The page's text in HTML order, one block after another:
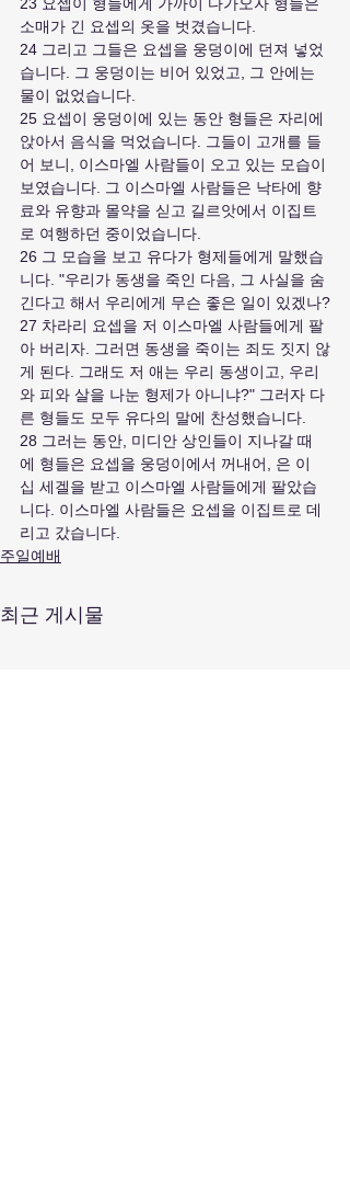
소매가 긴 요셉의 옷을 벗겼습니다.
24 그리고 그들은 요셉을 웅덩이에 던져 넣었
습니다. 그 웅덩이는 비어 있었고, 그 안에는
물이 없었습니다.
25 요셉이 웅덩이에 있는 동안 형들은 자리에
앉아서 음식을 먹었습니다. 그들이 고개를 들
어 보니, 이스마엘 사람들이 오고 있는 모습이
보였습니다. 그 이스마엘 사람들은 낙타에 향
료와 유향과 몰약을 싣고 길르앗에서 이집트
로 여행하던 중이었습니다.
26 그 모습을 보고 유다가 형제들에게 말했습
니다. "우리가 동생을 죽인 다음, 그 사실을 숨
긴다고 해서 우리에게 무슨 좋은 일이 있겠나?
27 차라리 요셉을 저 이스마엘 사람들에게 팔
아 버리자. 그러면 동생을 죽이는 죄도 짓지 않
게 된다. 그래도 저 애는 우리 동생이고, 우리
와 피와 살을 나눈 형제가 아니냐?" 그러자 다
른 형들도 모두 유다의 말에 찬성했습니다.
28 그러는 동안, 미디안 상인들이 지나갈 때
에 형들은 요셉을 웅덩이에서 꺼내어, 은 이
십 세겔을 받고 이스마엘 사람들에게 팔았습
니다. 이스마엘 사람들은 요셉을 이집트로 데
리고 갔습니다.
주일예배
최근 게시물